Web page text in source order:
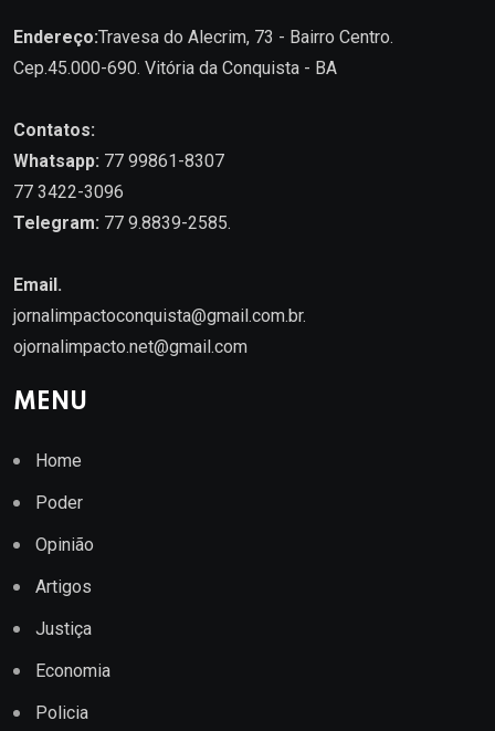
Endereço:Travesa do Alecrim, 73 - Bairro Centro.
Cep.45.000-690. Vitória da Conquista - BA
Contatos:
Whatsapp: 77 99861-8307
77 3422-3096
Telegram: 77 9.8839-2585.
Email.
jornalimpactoconquista@gmail.com.br.
ojornalimpacto.net@gmail.com
MENU
Home
Poder
Opinião
Artigos
Justiça
Economia
Policia